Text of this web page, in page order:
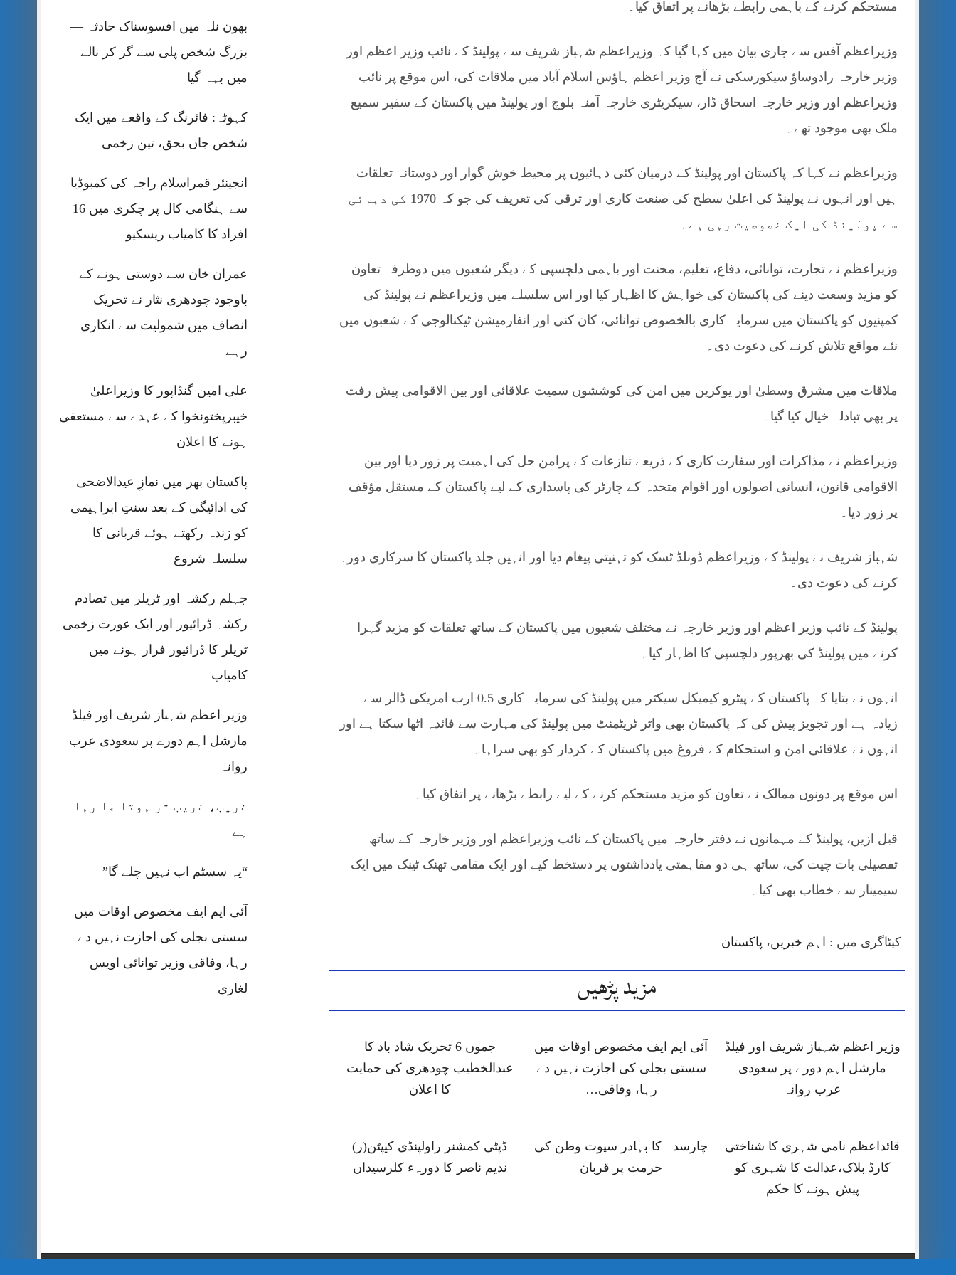
بھون نلہ میں افسوسناک حادثہ —
بزرگ شخص پلی سے گر کر نالے
میں بہہ گیا
کہوٹہ: فائرنگ کے واقعے میں ایک
شخص جاں بحق، تین زخمی
انجینئر قمراسلام راجہ کی کمبوڈیا
سے ہنگامی کال پر چکری میں 16
افراد کا کامیاب ریسکیو
عمران خان سے دوستی ہونے کے
باوجود چودھری نثار نے تحریک
انصاف میں شمولیت سے انکاری
رہے
علی امین گنڈاپور کا وزیراعلیٰ
خیبرپختونخوا کے عہدے سے مستعفی
ہونے کا اعلان
پاکستان بھر میں نمازِ عیدالاضحی
کی ادائیگی کے بعد سنتِ ابراہیمی
کو زندہ رکھتے ہوئے قربانی کا
سلسلہ شروع
جہلم رکشہ اور ٹریلر میں تصادم
رکشہ ڈرائیور اور ایک عورت زخمی
ٹریلر کا ڈرائیور فرار ہونے میں
کامیاب
وزیر اعظم شہباز شریف اور فیلڈ
مارشل اہم دورے پر سعودی عرب
روانہ
غریب، غریب تر ہوتا جا رہا
ہے
“یہ سسٹم اب نہیں چلے گا”
آئی ایم ایف مخصوص اوقات میں
سستی بجلی کی اجازت نہیں دے
رہا، وفاقی وزیر توانائی اویس
لغاری
مستحکم کرنے کے باہمی رابطے بڑھانے پر اتفاق کیا۔
وزیراعظم آفس سے جاری بیان میں کہا گیا کہ وزیراعظم شہباز شریف سے پولینڈ کے نائب وزیر اعظم اور
وزیر خارجہ رادوساؤ سیکورسکی نے آج وزیر اعظم ہاؤس اسلام آباد میں ملاقات کی، اس موقع پر نائب
وزیراعظم اور وزیر خارجہ اسحاق ڈار، سیکریٹری خارجہ آمنہ بلوچ اور پولینڈ میں پاکستان کے سفیر سمیع
ملک بھی موجود تھے۔
وزیراعظم نے کہا کہ پاکستان اور پولینڈ کے درمیان کئی دہائیوں پر محیط خوش گوار اور دوستانہ تعلقات
ہیں اور انہوں نے پولینڈ کی اعلیٰ سطح کی صنعت کاری اور ترقی کی تعریف کی جو کہ 1970 کی دہائی
سے پولینڈ کی ایک خصوصیت رہی ہے۔
وزیراعظم نے تجارت، توانائی، دفاع، تعلیم، محنت اور باہمی دلچسپی کے دیگر شعبوں میں دوطرفہ تعاون
کو مزید وسعت دینے کی پاکستان کی خواہش کا اظہار کیا اور اس سلسلے میں وزیراعظم نے پولینڈ کی
کمپنیوں کو پاکستان میں سرمایہ کاری بالخصوص توانائی، کان کنی اور انفارمیشن ٹیکنالوجی کے شعبوں میں
نئے مواقع تلاش کرنے کی دعوت دی۔
ملاقات میں مشرق وسطیٰ اور یوکرین میں امن کی کوششوں سمیت علاقائی اور بین الاقوامی پیش رفت
پر بھی تبادلہ خیال کیا گیا۔
وزیراعظم نے مذاکرات اور سفارت کاری کے ذریعے تنازعات کے پرامن حل کی اہمیت پر زور دیا اور بین
الاقوامی قانون، انسانی اصولوں اور اقوام متحدہ کے چارٹر کی پاسداری کے لیے پاکستان کے مستقل مؤقف
پر زور دیا۔
شہباز شریف نے پولینڈ کے وزیراعظم ڈونلڈ ٹسک کو تہنیتی پیغام دیا اور انہیں جلد پاکستان کا سرکاری دورہ
کرنے کی دعوت دی۔
پولینڈ کے نائب وزیر اعظم اور وزیر خارجہ نے مختلف شعبوں میں پاکستان کے ساتھ تعلقات کو مزید گہرا
کرنے میں پولینڈ کی بھرپور دلچسپی کا اظہار کیا۔
انہوں نے بتایا کہ پاکستان کے پیٹرو کیمیکل سیکٹر میں پولینڈ کی سرمایہ کاری 0.5 ارب امریکی ڈالر سے
زیادہ ہے اور تجویز پیش کی کہ پاکستان بھی واٹر ٹریٹمنٹ میں پولینڈ کی مہارت سے فائدہ اٹھا سکتا ہے اور
انہوں نے علاقائی امن و استحکام کے فروغ میں پاکستان کے کردار کو بھی سراہا۔
اس موقع پر دونوں ممالک نے تعاون کو مزید مستحکم کرنے کے لیے رابطے بڑھانے پر اتفاق کیا۔
قبل ازیں، پولینڈ کے مہمانوں نے دفتر خارجہ میں پاکستان کے نائب وزیراعظم اور وزیر خارجہ کے ساتھ
تفصیلی بات چیت کی، ساتھ ہی دو مفاہمتی یادداشتوں پر دستخط کیے اور ایک مقامی تھنک ٹینک میں ایک
سیمینار سے خطاب بھی کیا۔
کیٹاگری میں : اہم خبریں، پاکستان
مزید پڑھیں
وزیر اعظم شہباز شریف اور فیلڈ
مارشل اہم دورے پر سعودی
عرب روانہ
آئی ایم ایف مخصوص اوقات میں
سستی بجلی کی اجازت نہیں دے
رہا، وفاقی…
جموں 6 تحریک شاد باد کا
عبدالخطیب چودھری کی حمایت
کا اعلان
قائداعظم نامی شہری کا شناختی
کارڈ بلاک،عدالت کا شہری کو
پیش ہونے کا حکم
چارسدہ کا بہادر سپوت وطن کی
حرمت پر قربان
ڈپٹی کمشنر راولپنڈی کیپٹن(ر)
ندیم ناصر کا دورہء کلرسیداں